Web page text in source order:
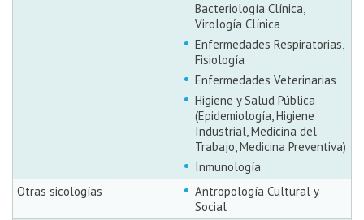
Bacteriología Clínica,
Virología Clínica
Enfermedades Respiratorias,
Fisiología
Enfermedades Veterinarias
Higiene y Salud Pública
(Epidemiología, Higiene
Industrial, Medicina del
Trabajo, Medicina Preventiva)
Inmunología
Otras sicologías
Antropología Cultural y
Social